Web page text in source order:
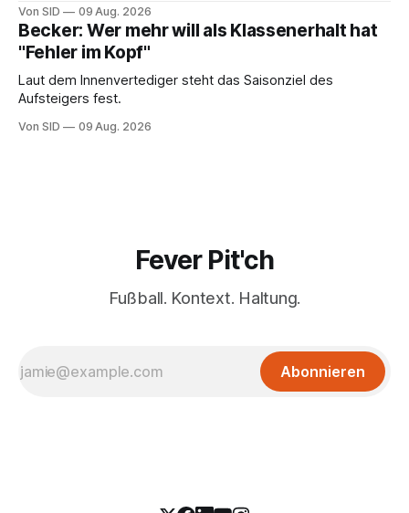
Von SID 09 Aug. 2026
Becker: Wer mehr will als Klassenerhalt hat
"Fehler im Kopf"
Laut dem Innenvertediger steht das Saisonziel des
Aufsteigers fest.
Von SID 09 Aug. 2026
Fever Pit'ch
Fußball. Kontext. Haltung.
Abonnieren